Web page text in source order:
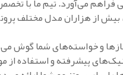
بیش از هزاران مدل مختلف
و خواسته‌های شما گوش
پیشرفته و استفاده از